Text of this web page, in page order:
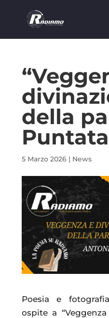
della
Puntata
5 Marzo 2026| News
Poesia e
ospite a